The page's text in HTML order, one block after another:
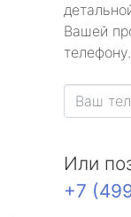
Вашей
телефону.
Или
+7